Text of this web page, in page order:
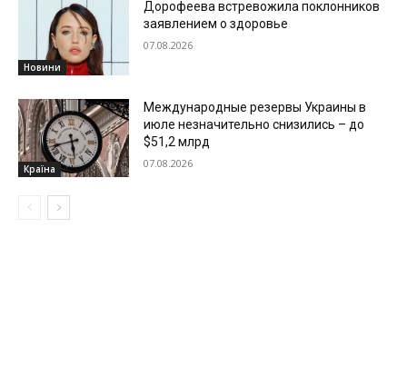
Новини
Дорофеева встревожила поклонников
заявлением о здоровье
07.08.2026
Країна
Международные резервы Украины в
июле незначительно снизились – до
$51,2 млрд
07.08.2026